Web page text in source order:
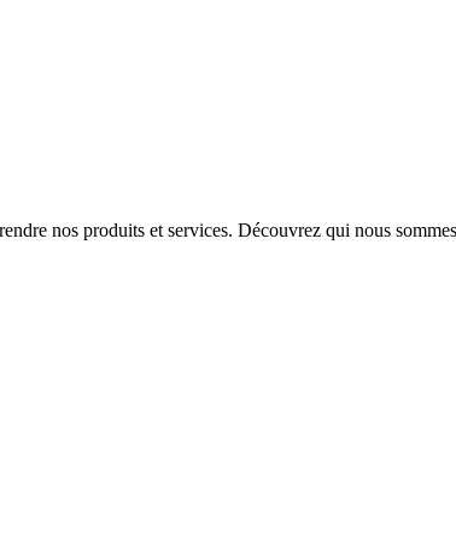
nos produits et services. Découvrez qui nous